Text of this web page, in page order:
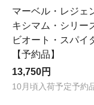
マーベル・レジェ
キシマム・シリ
ビオート・スパイ
【予約品】
13,750円
10月頃入荷予定予約